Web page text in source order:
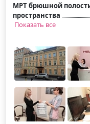
МРТ брюшной
пространства
Показать все